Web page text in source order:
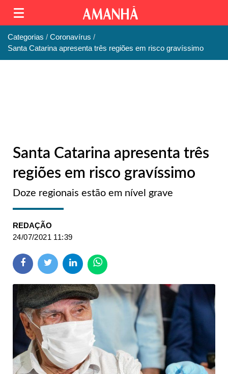
Categorias
Coronavírus
Santa Catarina apresenta três regiões em risco gravíssimo
Santa Catarina apresenta três
regiões em risco gravíssimo
Doze regionais estão em nível grave
REDAÇÃO
24/07/2021 11:39